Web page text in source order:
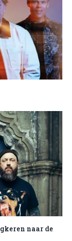
naar de